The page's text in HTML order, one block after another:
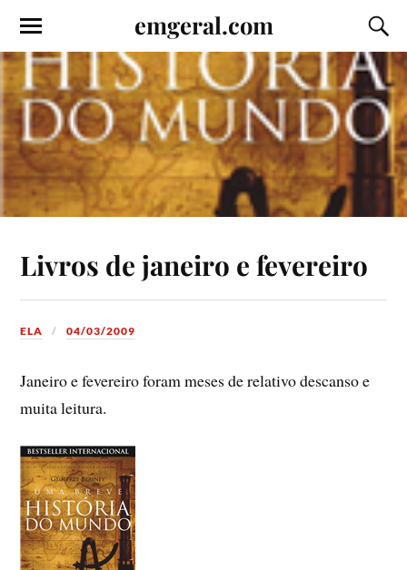
emgeral.com
Livros de janeiro e fevereiro
ELA 04/03/2009
Janeiro e fevereiro foram meses de relativo descanso e
muita leitura.